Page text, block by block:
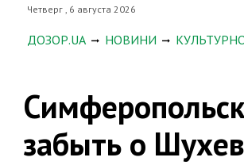
Четверг , 6 августа 2026
ДОЗОР.UA НОВИНИ
забыть о